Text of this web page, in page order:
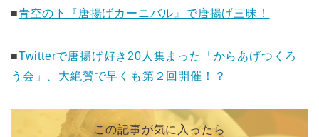
■青空の下『唐揚げカーニバル』で唐揚げ三昧！
■Twitterで唐揚げ好き20人集まった「からあげつくろ
う会」、大絶賛で早くも第２回開催！？
この記事が気に入ったら